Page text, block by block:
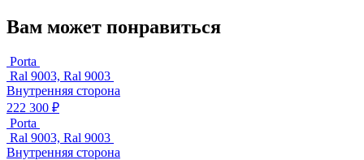
Вам может понравиться
Porta
Ral 9003, Ral 9003
Внутренняя сторона
222 300 ₽
Porta
Ral 9003, Ral 9003
Внутренняя сторона